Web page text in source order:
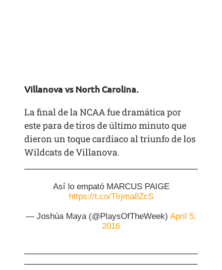
Villanova vs North Carolina.
La final de la NCAA fue dramática por
este para de tiros de último minuto que
dieron un toque cardiaco al triunfo de los
Wildcats de Villanova.
Así lo empató MARCUS PAIGE
https://t.co/Tlrjma8ZcS
— Joshúa Maya (@PlaysOfTheWeek) April 5,
2016